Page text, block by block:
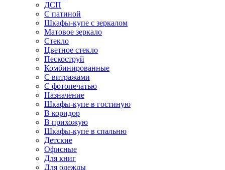
ДСП
С патиной
Шкафы-купе с зеркалом
Матовое зеркало
Стекло
Цветное стекло
Пескоструй
Комбинированные
С витражами
С фотопечатью
Назначение
Шкафы-купе в гостиную
В коридор
В прихожую
Шкафы-купе в спальню
Детские
Офисные
Для книг
Для одежды